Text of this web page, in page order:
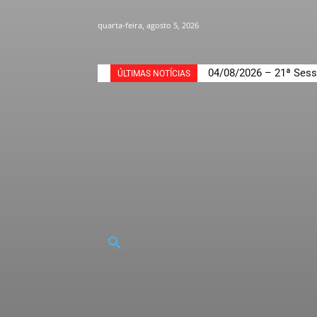
quarta-feira, agosto 5, 2026
ÚLTIMAS NOTÍCIAS 04/08/2026 – 21ª